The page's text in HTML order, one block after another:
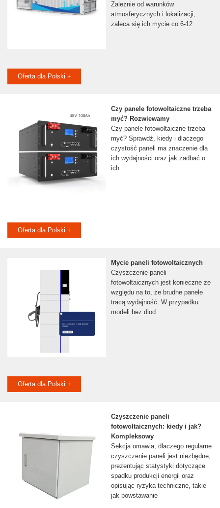
Zależnie od warunków
atmosferycznych i lokalizacji,
zaleca się ich mycie co 6-12
Oferta dla Polski +
Czy panele fotowoltaiczne trzeba
myć? Rozwiewamy
Czy panele fotowoltaiczne trzeba
myć? Sprawdź, kiedy i dlaczego
czystość paneli ma znaczenie dla
ich wydajności oraz jak zadbać o
ich
Oferta dla Polski +
Mycie paneli fotowoltaicznych
Czyszczenie paneli
fotowoltaicznych jest konieczne ze
względu na to, że brudne panele
tracą wydajność. W przypadku
modeli bez diod
Oferta dla Polski +
Czyszczenie paneli
fotowoltaicznych: kiedy i jak?
Kompleksowy
Sekcja omawia, dlaczego regularne
czyszczenie paneli jest niezbędne,
prezentując statystyki dotyczące
spadku produkcji energii oraz
opisując ryzyka techniczne, takie
jak powstawanie